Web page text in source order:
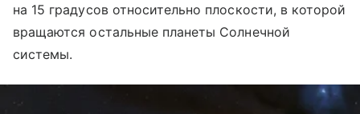
на 15 градусов относительно плоскости, в которой
вращаются остальные планеты Солнечной
системы.